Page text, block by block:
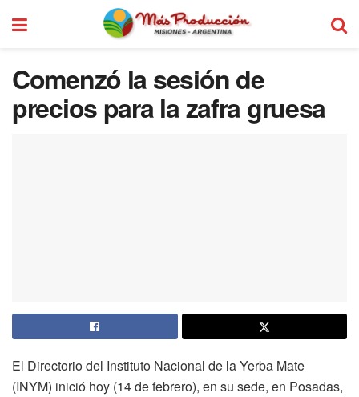
Comenzó la sesión de
precios para la zafra gruesa
El Directorio del Instituto Nacional de la Yerba Mate
(INYM) inició hoy (14 de febrero), en su sede, en Posadas,